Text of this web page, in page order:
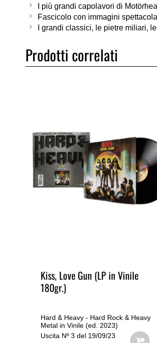
I più grandi capolavori di
Fascicolo con immagini
I grandi classici, le pietre miliari,
Prodotti correlati
Kiss, Love Gun (LP in Vinile
180gr.)
Hard & Heavy - Hard Rock & Heavy
Metal in Vinile (ed. 2023)
Uscita Nº 3 del 19/09/23